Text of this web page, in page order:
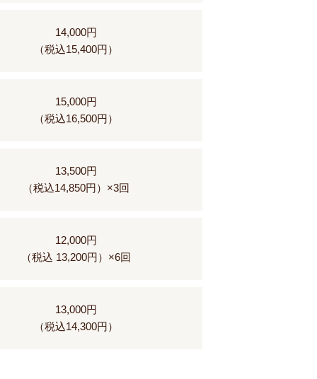
14,000円
（税込15,400円）
15,000円
（税込16,500円）
13,500円
（税込14,850円）×3回
12,000円
（税込 13,200円）×6回
13,000円
（税込14,300円）